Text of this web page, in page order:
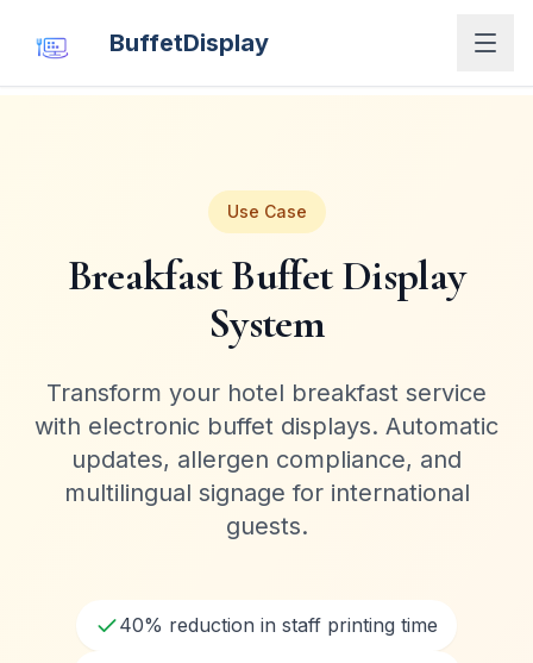
BuffetDisplay
Use Case
Breakfast Buffet Display
System
Transform your hotel breakfast service
with electronic buffet displays. Automatic
updates, allergen compliance, and
multilingual signage for international
guests.
40% reduction in staff printing time